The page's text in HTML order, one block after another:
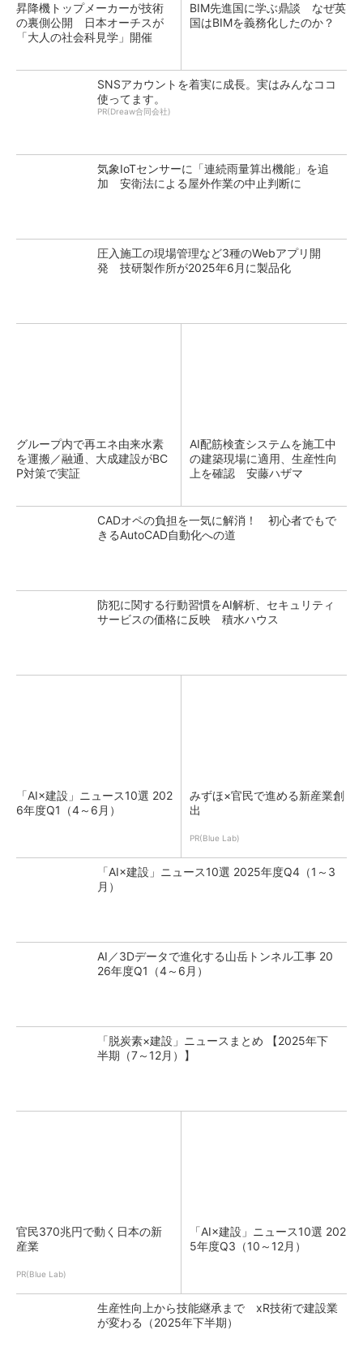
昇降機トップメーカーが技術
の裏側公開 日本オーチスが
「大人の社会科見学」開催
BIM先進国に学ぶ鼎談 なぜ英
国はBIMを義務化したのか？
SNSアカウントを着実に成長。実はみんなココ
使ってます。
PR(Dreaw合同会社)
気象IoTセンサーに「連続雨量算出機能」を追
加 安衛法による屋外作業の中止判断に
圧入施工の現場管理など3種のWebアプリ開
発 技研製作所が2025年6月に製品化
グループ内で再エネ由来水素
を運搬／融通、大成建設がBC
P対策で実証
AI配筋検査システムを施工中
の建築現場に適用、生産性向
上を確認 安藤ハザマ
CADオペの負担を一気に解消！ 初心者でもで
きるAutoCAD自動化への道
防犯に関する行動習慣をAI解析、セキュリティ
サービスの価格に反映 積水ハウス
「AI×建設」ニュース10選 202
6年度Q1（4～6月）
みずほ×官民で進める新産業創
出
PR(Blue Lab)
「AI×建設」ニュース10選 2025年度Q4（1～3
月）
AI／3Dデータで進化する山岳トンネル工事 20
26年度Q1（4～6月）
「脱炭素×建設」ニュースまとめ 【2025年下
半期（7～12月）】
官民370兆円で動く日本の新
産業
PR(Blue Lab)
「AI×建設」ニュース10選 202
5年度Q3（10～12月）
生産性向上から技能継承まで xR技術で建設業
が変わる（2025年下半期）